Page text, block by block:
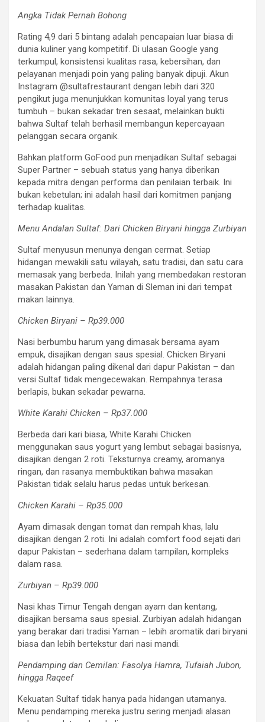
Angka Tidak Pernah Bohong
Rating 4,9 dari 5 bintang adalah pencapaian luar biasa di
dunia kuliner yang kompetitif. Di ulasan Google yang
terkumpul, konsistensi kualitas rasa, kebersihan, dan
pelayanan menjadi poin yang paling banyak dipuji. Akun
Instagram @sultafrestaurant dengan lebih dari 320
pengikut juga menunjukkan komunitas loyal yang terus
tumbuh – bukan sekadar tren sesaat, melainkan bukti
bahwa Sultaf telah berhasil membangun kepercayaan
pelanggan secara organik.
Bahkan platform GoFood pun menjadikan Sultaf sebagai
Super Partner – sebuah status yang hanya diberikan
kepada mitra dengan performa dan penilaian terbaik. Ini
bukan kebetulan; ini adalah hasil dari komitmen panjang
terhadap kualitas.
Menu Andalan Sultaf: Dari Chicken Biryani hingga Zurbiyan
Sultaf menyusun menunya dengan cermat. Setiap
hidangan mewakili satu wilayah, satu tradisi, dan satu cara
memasak yang berbeda. Inilah yang membedakan restoran
masakan Pakistan dan Yaman di Sleman ini dari tempat
makan lainnya.
Chicken Biryani – Rp39.000
Nasi berbumbu harum yang dimasak bersama ayam
empuk, disajikan dengan saus spesial. Chicken Biryani
adalah hidangan paling dikenal dari dapur Pakistan – dan
versi Sultaf tidak mengecewakan. Rempahnya terasa
berlapis, bukan sekadar pewarna.
White Karahi Chicken – Rp37.000
Berbeda dari kari biasa, White Karahi Chicken
menggunakan saus yogurt yang lembut sebagai basisnya,
disajikan dengan 2 roti. Teksturnya creamy, aromanya
ringan, dan rasanya membuktikan bahwa masakan
Pakistan tidak selalu harus pedas untuk berkesan.
Chicken Karahi – Rp35.000
Ayam dimasak dengan tomat dan rempah khas, lalu
disajikan dengan 2 roti. Ini adalah comfort food sejati dari
dapur Pakistan – sederhana dalam tampilan, kompleks
dalam rasa.
Zurbiyan – Rp39.000
Nasi khas Timur Tengah dengan ayam dan kentang,
disajikan bersama saus spesial. Zurbiyan adalah hidangan
yang berakar dari tradisi Yaman – lebih aromatik dari biryani
biasa dan lebih bertekstur dari nasi mandi.
Pendamping dan Cemilan: Fasolya Hamra, Tufaiah Jubon,
hingga Raqeef
Kekuatan Sultaf tidak hanya pada hidangan utamanya.
Menu pendamping mereka justru sering menjadi alasan